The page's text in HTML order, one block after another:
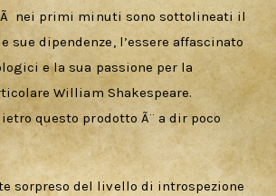
nei primi minuti sono sottolineati il
sue dipendenze, l’essere affascinato
e la sua passione per la
William Shakespeare.
questo prodotto Ã¨ a dir poco
sorpreso del livello di introspezione